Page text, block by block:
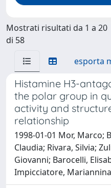
Mostrati risultati da 1 a 20
di 58
esporta
Histamine H3-
the polar group in
activity and
relationship
1998-01-01 Mor, Marco;
Claudia; Rivara, Silvia;
Giovanni; Barocelli,
Impicciatore,